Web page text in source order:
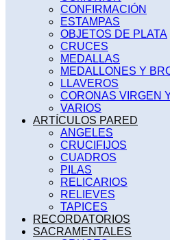
CONFIRMACIÓN
ESTAMPAS
OBJETOS DE PLATA
CRUCES
MEDALLAS
MEDALLONES Y
LLAVEROS
CORONAS VIRGEN
VARIOS
ARTÍCULOS PARED
ANGELES
CRUCIFIJOS
CUADROS
PILAS
RELICARIOS
RELIEVES
TAPICES
RECORDATORIOS
SACRAMENTALES